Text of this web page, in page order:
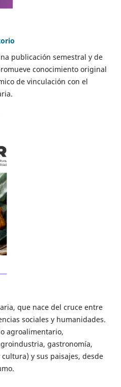
publicación semestral y de
conocimiento original
de vinculación con el
que nace del cruce entre
sociales y humanidades.
agroalimentario,
gastronomía,
y sus paisajes, desde